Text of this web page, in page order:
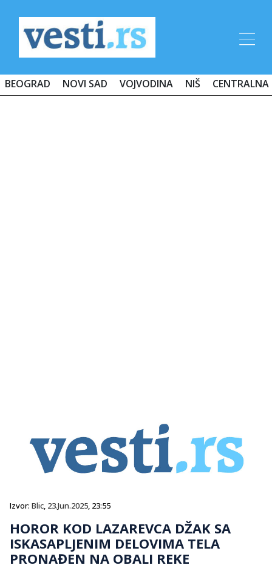
BEOGRAD NOVI SAD VOJVODINA NIŠ CENTRALNA
Izvor: Blic, 23.Jun.2025, 23:55
HOROR KOD LAZAREVCA DŽAK SA
ISKASAPLJENIM DELOVIMA TELA
PRONAĐEN NA OBALI REKE